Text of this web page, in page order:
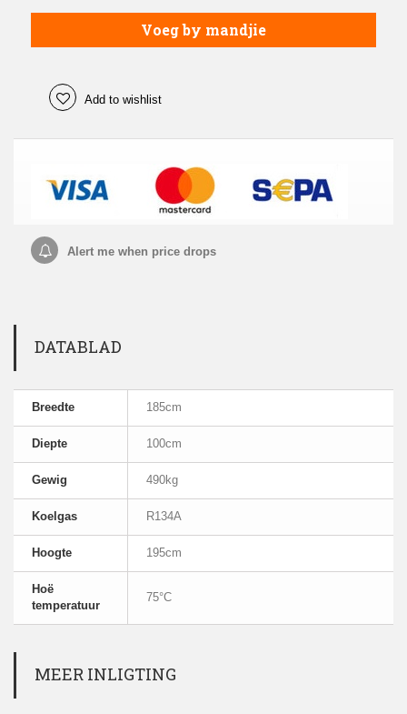
Voeg by mandjie
Add to wishlist
Alert me when price drops
DATABLAD
Breedte 185cm
Diepte 100cm
Gewig 490kg
Koelgas R134A
Hoogte 195cm
Hoë
temperatuur
75°C
MEER INLIGTING